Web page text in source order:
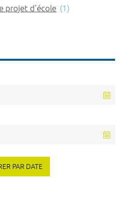
projet d'école (1)
PAR DATE